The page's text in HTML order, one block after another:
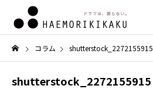
コラム shutterstock_2272155915
shutterstock_2272155915